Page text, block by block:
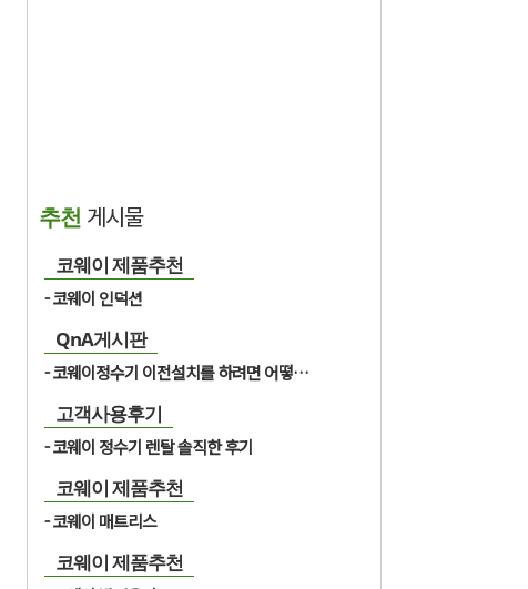
추천 게시물
코웨이 제품추천
코웨이 인덕션
QnA게시판
코웨이정수기 이전설치를 하려면 어떻게 해아하나요?
고객사용후기
코웨이 정수기 렌탈 솔직한 후기
코웨이 제품추천
코웨이 매트리스
코웨이 제품추천